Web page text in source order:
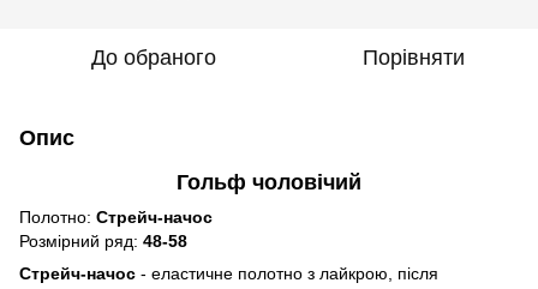
До обраного Порівняти
Опис
Гольф чоловічий
Полотно: Стрейч-начос
Розмірний ряд: 48-58
Стрейч-начос - еластичне полотно з лайкрою, після